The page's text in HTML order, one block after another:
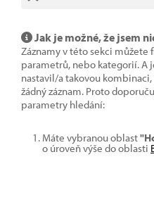
Jak je možné, že jsem
Záznamy v této sekci
parametrů, nebo kategorií. A
nastavil/a takovou
žádný záznam. Proto
parametry hledání:
Máte vybranou oblast
o úroveň výše do oblasti